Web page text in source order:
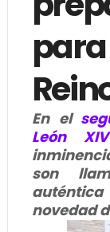
En el
León XIV
son
novedad